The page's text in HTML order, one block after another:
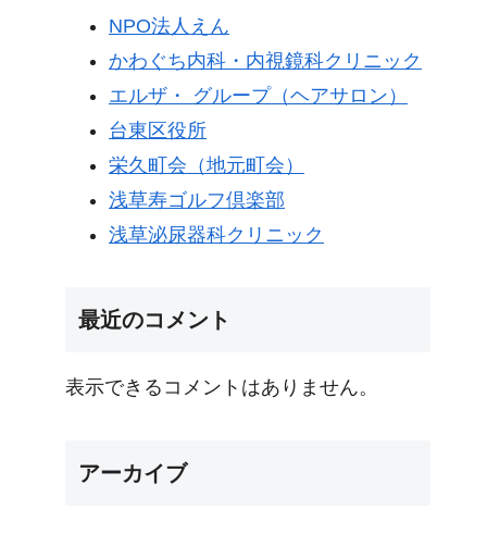
NPO法人えん
かわぐち内科・内視鏡科クリニック
エルザ・ グループ（ヘアサロン）
台東区役所
栄久町会（地元町会）
浅草寿ゴルフ倶楽部
浅草泌尿器科クリニック
最近のコメント
表示できるコメントはありません。
アーカイブ